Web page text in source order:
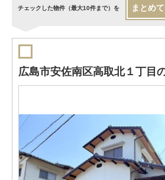
チェックした物件（最大10件まで）を まとめ
広島市安佐南区高取北１丁目